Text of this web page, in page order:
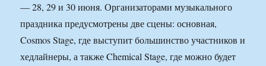
— 28, 29 и 30 июня. Организаторами музыкального
праздника предусмотрены две сцены: основная,
Cosmos Stage, где выступит большинство участников и
хедлайнеры, а также Chemical Stage, где можно будет